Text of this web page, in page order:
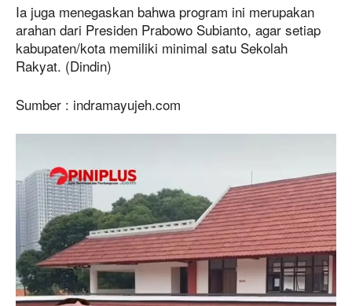
Ia juga menegaskan bahwa program ini merupakan
arahan dari Presiden Prabowo Subianto, agar setiap
kabupaten/kota memiliki minimal satu Sekolah
Rakyat. (Dindin)
Sumber : indramayujeh.com